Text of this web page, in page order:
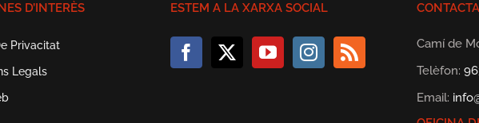
D’INTERÈS
Privacitat
Legals
ESTEM A LA XARXA SOCIAL
Camí de
Telèfon:
Email: